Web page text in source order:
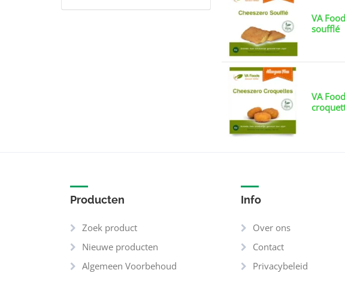
VA
soufflé
VA
Producten
Zoek product
Nieuwe producten
Algemeen Voorbehoud
Info
Over ons
Contact
Privacybeleid